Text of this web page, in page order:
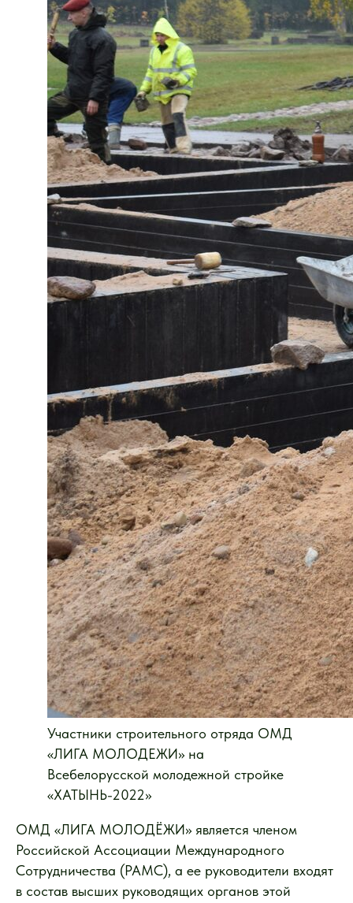
Участники строительного отряда ОМД
«ЛИГА МОЛОДЕЖИ» на
Всебелорусской молодежной стройке
«ХАТЫНЬ-2022»
ОМД «ЛИГА МОЛОДЁЖИ» является членом
Российской Ассоциации Международного
Сотрудничества (РАМС), а ее руководители входят
в состав высших руководящих органов этой